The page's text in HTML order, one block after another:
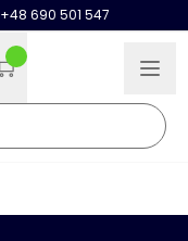
+48 690 501 547